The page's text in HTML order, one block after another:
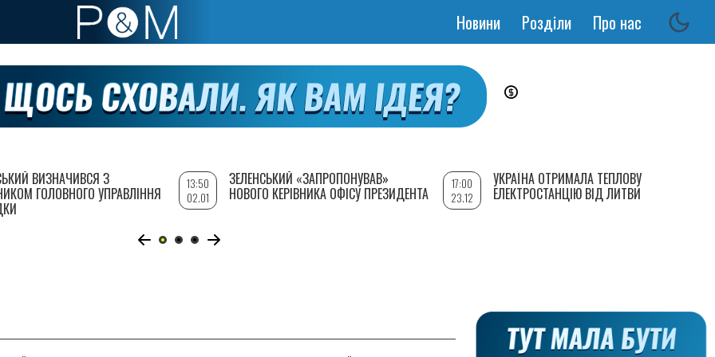
Основная
Новини Розділи Про нас
ВИЗНАЧИВСЯ З
ГОЛОВНОГО УПРАВЛІННЯ
13:50
02.01
ЗЕЛЕНСЬКИЙ «ЗАПРОПОНУВАВ»
НОВОГО КЕРІВНИКА ОФІСУ ПРЕЗИДЕНТА
17:00
23.12
УКРАЇНА ОТРИМАЛА ТЕПЛОВУ
ЕЛЕКТРОСТАНЦІЮ ВІД ЛИТВИ